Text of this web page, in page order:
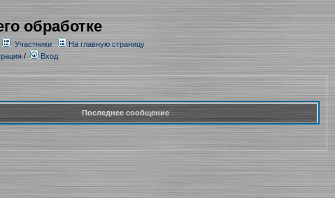
обработке
Участники
На главную страницу
/ Вход
Последнее сообщение